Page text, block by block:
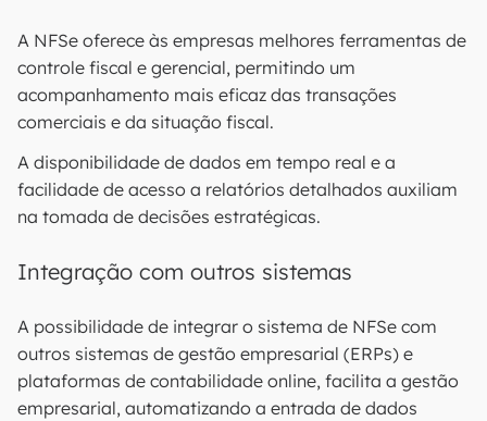
A NFSe oferece às empresas melhores ferramentas de
controle fiscal e gerencial, permitindo um
acompanhamento mais eficaz das transações
comerciais e da situação fiscal.
A disponibilidade de dados em tempo real e a
facilidade de acesso a relatórios detalhados auxiliam
na tomada de decisões estratégicas.
Integração com outros sistemas
A possibilidade de integrar o sistema de NFSe com
outros sistemas de gestão empresarial (ERPs) e
plataformas de contabilidade online, facilita a gestão
empresarial, automatizando a entrada de dados